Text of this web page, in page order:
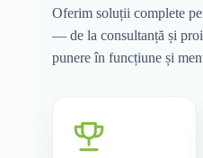
Oferim soluții complete
— de la consultanță și
punere în funcțiune și